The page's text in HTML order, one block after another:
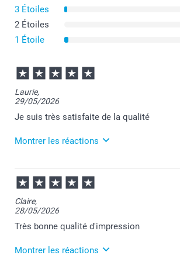
3 Étoiles
2 Étoiles
1 Étoile
Laurie,
29/05/2026
Je suis très satisfaite de la qualité
Montrer les réactions
05/06/2026
07:32
Merci pour votre commande Laurie
Au plaisir de vous retrouver sur
Passez une belle journée.
Cordialement,
Florence@smartphoto
Claire,
28/05/2026
Très bonne qualité d'impression
Montrer les réactions